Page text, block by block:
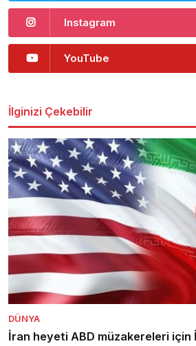
Instagram
YouTube
İlginizi Çekebilir
DÜNYA
İran heyeti ABD müzakereleri için